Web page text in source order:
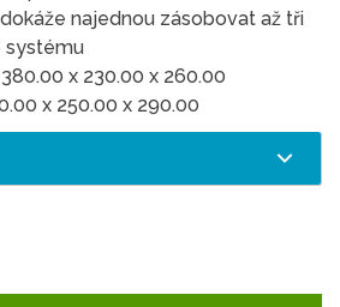
najednou zásobovat až tři
systému
x 230.00 x 260.00
x 250.00 x 290.00